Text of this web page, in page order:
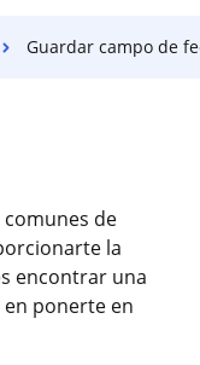
Guardar campo de fecha en PDF
de
la
encontrar una
ponerte en